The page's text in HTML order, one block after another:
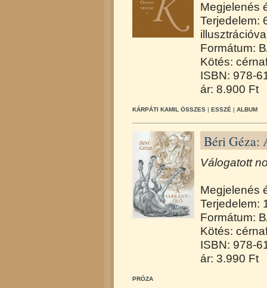
Megjelenés
Terjedelem:
Formátum:
Kötés:
ISBN: 978-
ár: 8.900 Ft
KÁRPÁTI KAMIL ÖSSZES | ESSZÉ | ALBUM
Béri Géza:
Válogatott
Megjelenés
Terjedelem:
Formátum:
Kötés:
ISBN: 978-
ár: 3.990 Ft
PRÓZA